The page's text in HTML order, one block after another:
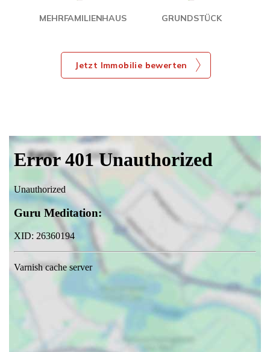
MEHRFAMILIENHAUS GRUNDSTÜCK
Jetzt Immobilie bewerten